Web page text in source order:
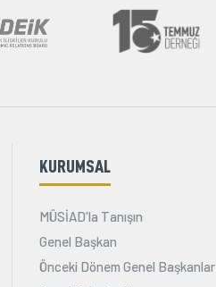
KURUMSAL
MÜSİAD'la Tanışın
Genel Başkan
Önceki Dönem Genel Başkanlar